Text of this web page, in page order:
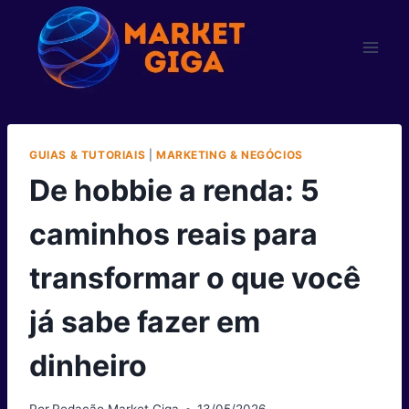
Conteúdo
GUIAS & TUTORIAIS MARKETING & NEGÓCIOS
De hobbie a renda: 5
caminhos reais para
transformar o que você
já sabe fazer em
dinheiro